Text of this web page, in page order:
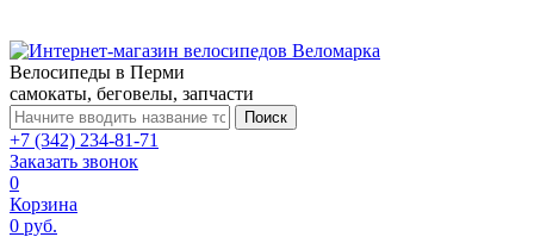
Велосипеды в Перми
самокаты, беговелы, запчасти
Поиск
+7 (342) 234-81-71
Заказать звонок
0
Корзина
0 руб.